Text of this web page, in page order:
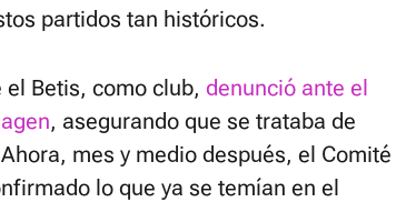
partidos tan históricos.
Betis, como club, denunció ante el
, asegurando que se trataba de
mes y medio después, el Comité
lo que ya se temían en el